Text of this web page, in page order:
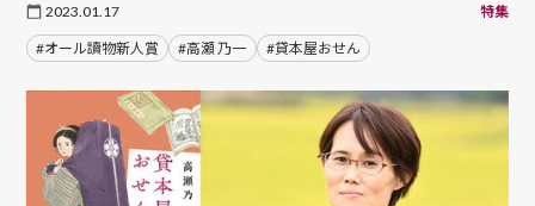
2023.01.17 特集
#オール讀物新人賞 #高瀬 乃一 #貸本屋おせん